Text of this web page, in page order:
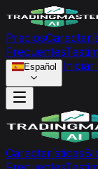
Precios
Frecuentes
Español Iniciar
Características